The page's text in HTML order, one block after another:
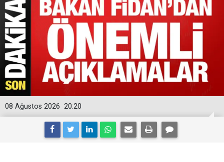
20:20
08 Ağustos 2026